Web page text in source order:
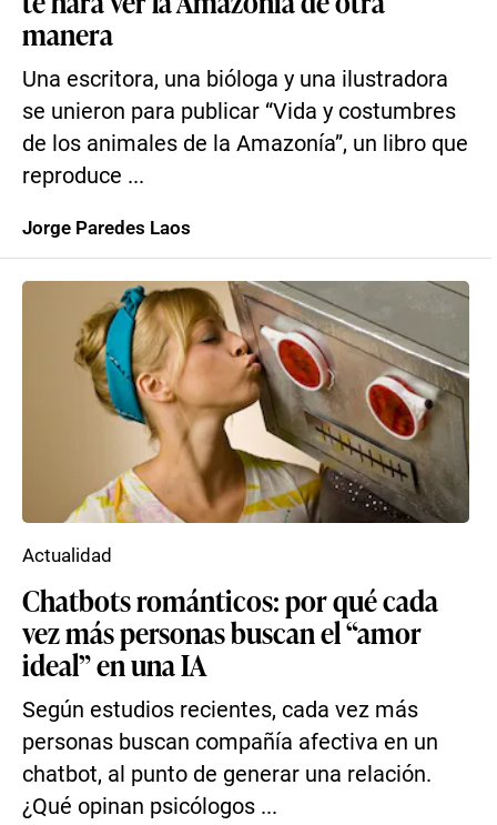
manera
Una escritora, una bióloga y una ilustradora
se unieron para publicar “Vida y costumbres
de los animales de la Amazonía”, un libro que
reproduce ...
Jorge Paredes Laos
Chatbots románticos: por qué cada
vez más personas buscan el “amor
ideal” en una IA
Según estudios recientes, cada vez más
personas buscan compañía afectiva en un
chatbot, al punto de generar una relación.
¿Qué opinan psicólogos ...
Actualidad